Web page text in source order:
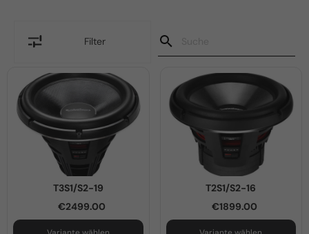
Filter
T3S1/S2-19
€2499.00
T2S1/S2-16
€1899.00